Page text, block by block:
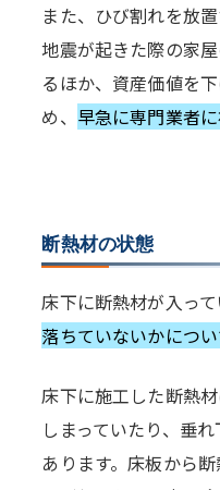
また、ひび割れを放
地震が起きた際の家
るほか、資産価値を
め、 早急に専門業者
断熱材の状態
床下に断熱材が入って
落ちていないかにつ
床下に施工した断熱
しまっていたり、垂
あります。床板から